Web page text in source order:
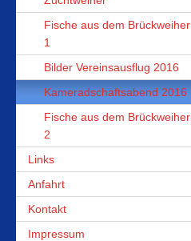
Fische aus dem Brückweiher
1
Bilder Vereinsausflug 2016
Kameradschaftsabend 2016
Fische aus dem Brückweiher
2
Links
Anfahrt
Kontakt
Impressum